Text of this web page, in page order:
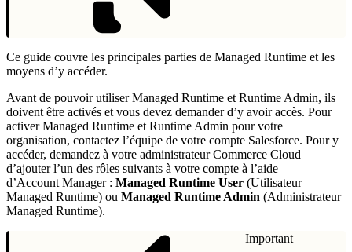
Ce guide couvre les principales parties de Managed Runtime et les
moyens d’y accéder.
Avant de pouvoir utiliser Managed Runtime et Runtime Admin, ils
doivent être activés et vous devez demander d’y avoir accès. Pour
activer Managed Runtime et Runtime Admin pour votre
organisation, contactez l’équipe de votre compte Salesforce. Pour y
accéder, demandez à votre administrateur Commerce Cloud
d’ajouter l’un des rôles suivants à votre compte à l’aide
d’Account Manager : Managed Runtime User (Utilisateur
Managed Runtime) ou Managed Runtime Admin (Administrateur
Managed Runtime).
Important